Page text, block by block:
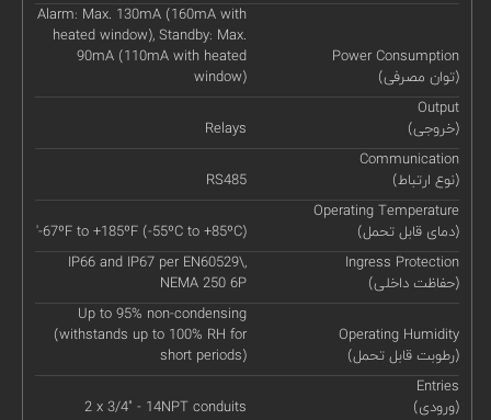
Power Consumption
(توان مصرفی)
Alarm: Max. 130mA (160mA with
heated window), Standby: Max.
90mA (110mA with heated
window)
Output
(خروجی)
Relays
Communication
(نوع ارتباط)
RS485
Operating Temperature
(دمای قابل تحمل)
'-67ºF to +185ºF (-55ºC to +85ºC)
Ingress Protection
(حفاظت داخلی)
IP66 and IP67 per EN60529\,
NEMA 250 6P
Operating Humidity
(رطوبت قابل تحمل)
Up to 95% non-condensing
(withstands up to 100% RH for
short periods)
Entries
(ورودی)
2 x 3/4" - 14NPT conduits